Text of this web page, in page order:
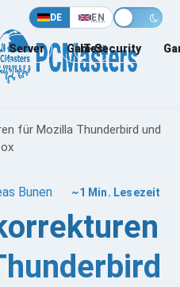
DE EN
Server Games
IT-Security
für Mozilla Thunderbird und
Bunen ~1 Min. Lesezeit